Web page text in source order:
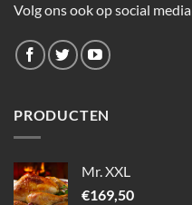
Volg ons ook op social media
PRODUCTEN
Mr. XXL
€169,50